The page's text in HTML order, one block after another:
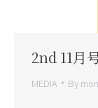
2nd 11月
MEDIA By